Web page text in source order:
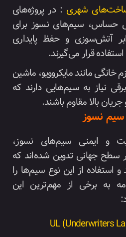
شهری : در پروژه‌های
حساس، سیم‌های نسوز برای
آتش‌سوزی و حفظ پایداری
قرار می‌گیرند.
خانگی مانند مایکروویو، ماشین
نیاز به سیم‌هایی دارند که
جریان بالا مقاوم باشند.
سیم نسوز
و ایمنی سیم‌های نسوز،
سطح جهانی تدوین شده‌اند که
و استفاده از این نوع سیم‌ها را
به برخی از مهم‌ترین این